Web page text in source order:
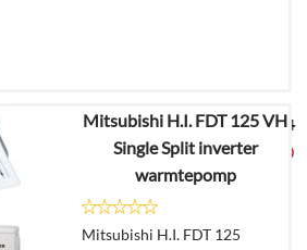
€ 13.387,44
€6.999,00
Mitsubishi H.I. FDT 125 VH
Single Split inverter
warmtepomp
Mitsubishi H.I. FDT 125